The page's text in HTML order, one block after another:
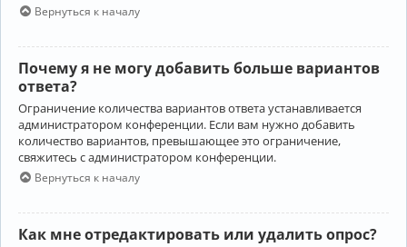
Вернуться к началу
Почему я не могу добавить больше вариантов
ответа?
Ограничение количества вариантов ответа устанавливается
администратором конференции. Если вам нужно добавить
количество вариантов, превышающее это ограничение,
свяжитесь с администратором конференции.
Вернуться к началу
Как мне отредактировать или удалить опрос?